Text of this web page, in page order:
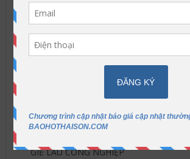
GIẺ LAU CÔNG NGHIỆP